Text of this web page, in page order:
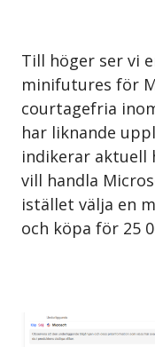
Till höger ser vi
minifutures för
courtagefria
har liknande
indikerar aktuell
vill handla
istället välja en
och köpa för 25